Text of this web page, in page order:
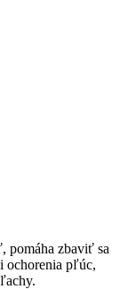
pomáha zbaviť sa
ochorenia pľúc,